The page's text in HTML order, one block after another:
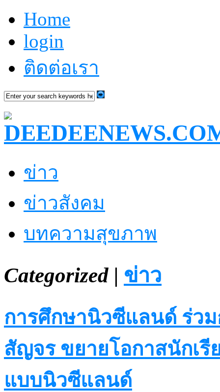
Home
login
ติดต่อเรา
ข่าว
ข่าวสังคม
บทความสุขภาพ
Categorized | ข่าว
การศึกษานิวซีแลนด์ ร่วม
สัญจร ขยายโอกาสนักเรี
แบบนิวซีแลนด์